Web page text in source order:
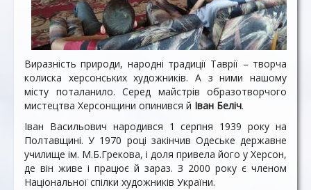
Виразність природи, народні традиції Таврії – творча
колиска херсонських художників. А з ними нашому
місту поталанило. Серед майстрів образотворчого
мистецтва Херсонщини опинився й Іван Беліч.
Іван Васильович народився 1 серпня 1939 року на
Полтавщині. У 1970 році закінчив Одеське державне
училище ім. М.Б.Грекова, і доля привела його у Херсон,
де він живе і працює й зараз. З 2000 року є членом
Національної cпілки художників України.